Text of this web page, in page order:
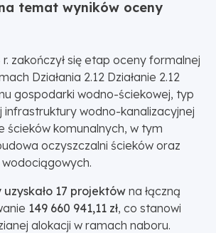
temat wyników oceny
r. zakończył się etap oceny formalnej
Działania 2.12 Działanie 2.12
gospodarki wodno-ściekowej, typ
infrastruktury wodno-kanalizacyjnej
ścieków komunalnych, w tym
oczyszczalni ścieków oraz
17 projektów na łączną
149 660 941,11 zł, co stanowi
alokacji w ramach naboru.